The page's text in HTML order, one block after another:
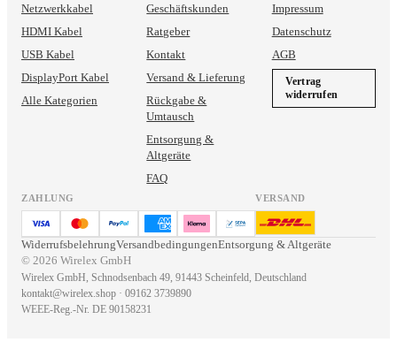
Netzwerkkabel
HDMI Kabel
USB Kabel
DisplayPort Kabel
Alle Kategorien
Geschäftskunden
Ratgeber
Kontakt
Versand & Lieferung
Rückgabe &
Umtausch
Entsorgung &
Altgeräte
FAQ
Impressum
Datenschutz
AGB
Vertrag
widerrufen
ZAHLUNG VERSAND
WiderrufsbelehrungVersandbedingungenEntsorgung & Altgeräte
© 2026 Wirelex GmbH
Wirelex GmbH, Schnodsenbach 49, 91443 Scheinfeld, Deutschland
kontakt@wirelex.shop · 09162 3739890
WEEE-Reg.-Nr. DE 90158231